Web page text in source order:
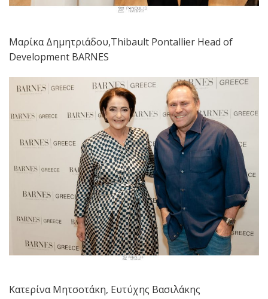
Μαρίκα Δημητριάδου,Thibault Pontallier Head of
Development BARNES
Κατερίνα Μητσοτάκη, Ευτύχης Βασιλάκης